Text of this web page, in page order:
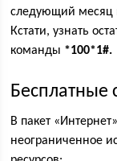
следующий месяц
Кстати, узнать
команды *100*1#.
Бесплатные
В пакет
неограниченное